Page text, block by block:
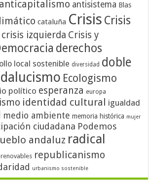
anticapitalismo antisistema Blas
cataluña Crisis Crisis
crisis izquierda Crisis y
derechos
local sostenible diversidad doble
Ecologismo
político esperanza europa
identidad cultural igualdad
medio ambiente memoria histórica mujer
ciudadana Podemos
andaluz radical
renovables republicanismo
urbanismo sostenible